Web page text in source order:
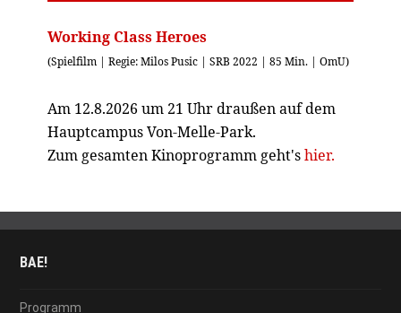
Working Class Heroes
(Spielfilm | Regie: Milos Pusic | SRB 2022 | 85 Min. | OmU)
Am 12.8.2026 um 21 Uhr draußen auf dem
Hauptcampus Von-Melle-Park.
Zum gesamten Kinoprogramm geht'shier.
BAE!
Programm